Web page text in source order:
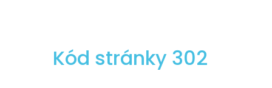
Kód stránky 302